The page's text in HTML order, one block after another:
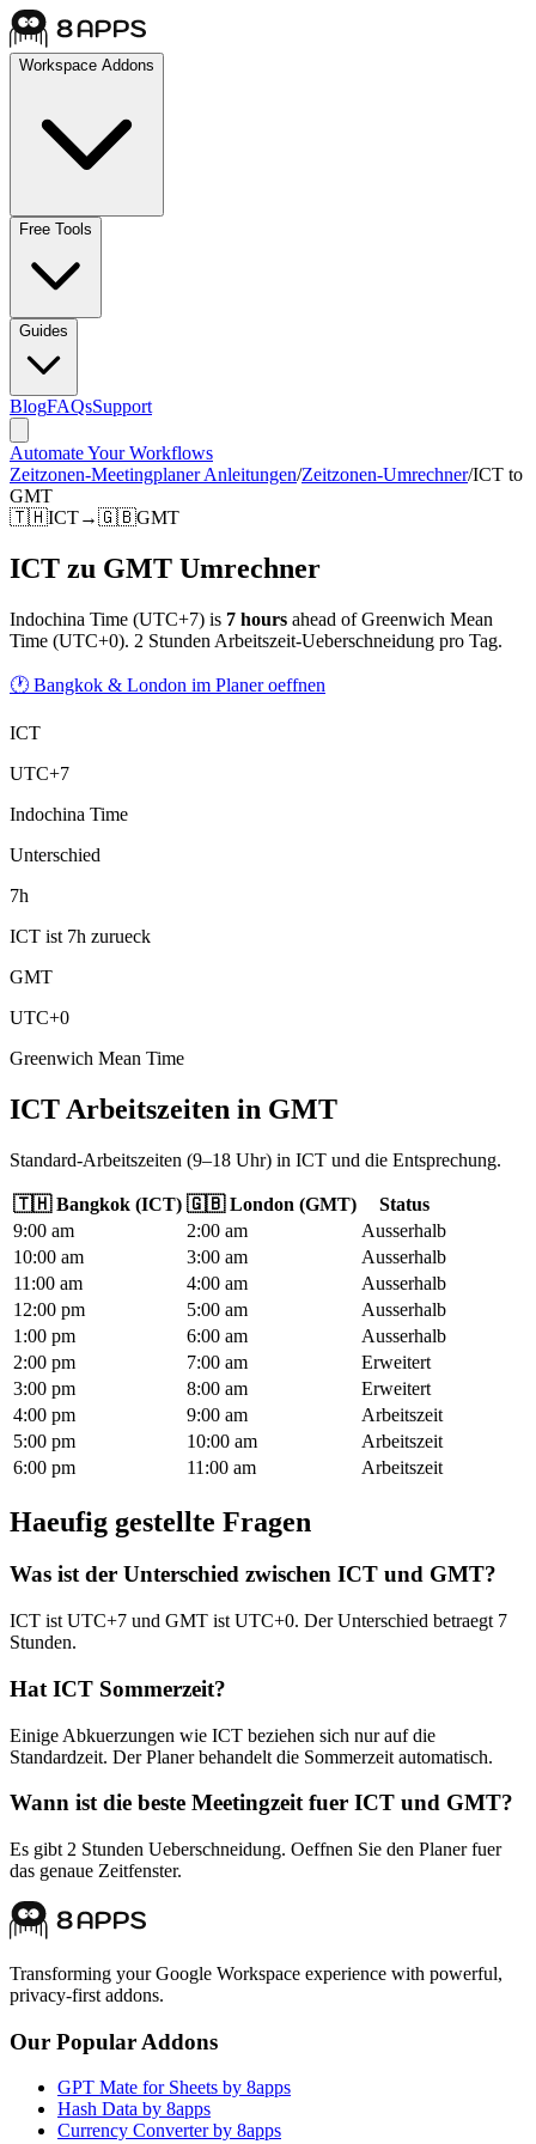
Workspace Addons
Free Tools
Guides
BlogFAQsSupport
Automate Your Workflows
Zeitzonen-Meetingplaner Anleitungen/Zeitzonen-Umrechner/ICT to
GMT
🇹🇭ICT→🇬🇧GMT
ICT zu GMT Umrechner
Indochina Time (UTC+7) is 7 hours ahead of Greenwich Mean
Time (UTC+0). 2 Stunden Arbeitszeit-Ueberschneidung pro Tag.
🕐 Bangkok & London im Planer oeffnen
ICT
UTC+7
Indochina Time
Unterschied
7h
ICT ist 7h zurueck
GMT
UTC+0
Greenwich Mean Time
ICT Arbeitszeiten in GMT
Standard-Arbeitszeiten (9–18 Uhr) in ICT und die Entsprechung.
🇹🇭 Bangkok (ICT) 🇬🇧 London (GMT)
Status
9:00 am 2:00 am
Ausserhalb
10:00 am 3:00 am
Ausserhalb
11 :00 am 4:00 am
Ausserhalb
12:00 pm 5:00 am
Ausserhalb
1 :00 pm 6:00 am
Ausserhalb
2:00 pm 7:00 am
Erweitert
3:00 pm 8:00 am
Erweitert
4:00 pm 9:00 am
Arbeitszeit
5:00 pm 10:00 am
Arbeitszeit
6:00 pm 11 :00 am Arbeitszeit
Haeufig gestellte Fragen
Was ist der Unterschied zwischen ICT und GMT?
ICT ist UTC+7 und GMT ist UTC+0. Der Unterschied betraegt 7
Stunden.
Hat ICT Sommerzeit?
Einige Abkuerzungen wie ICT beziehen sich nur auf die
Standardzeit. Der Planer behandelt die Sommerzeit automatisch.
Wann ist die beste Meetingzeit fuer ICT und GMT?
Es gibt 2 Stunden Ueberschneidung. Oeffnen Sie den Planer fuer
das genaue Zeitfenster.
Transforming your Google Workspace experience with powerful,
privacy-first addons.
Our Popular Addons
GPT Mate for Sheets by 8apps
Hash Data by 8apps
Currency Converter by 8apps